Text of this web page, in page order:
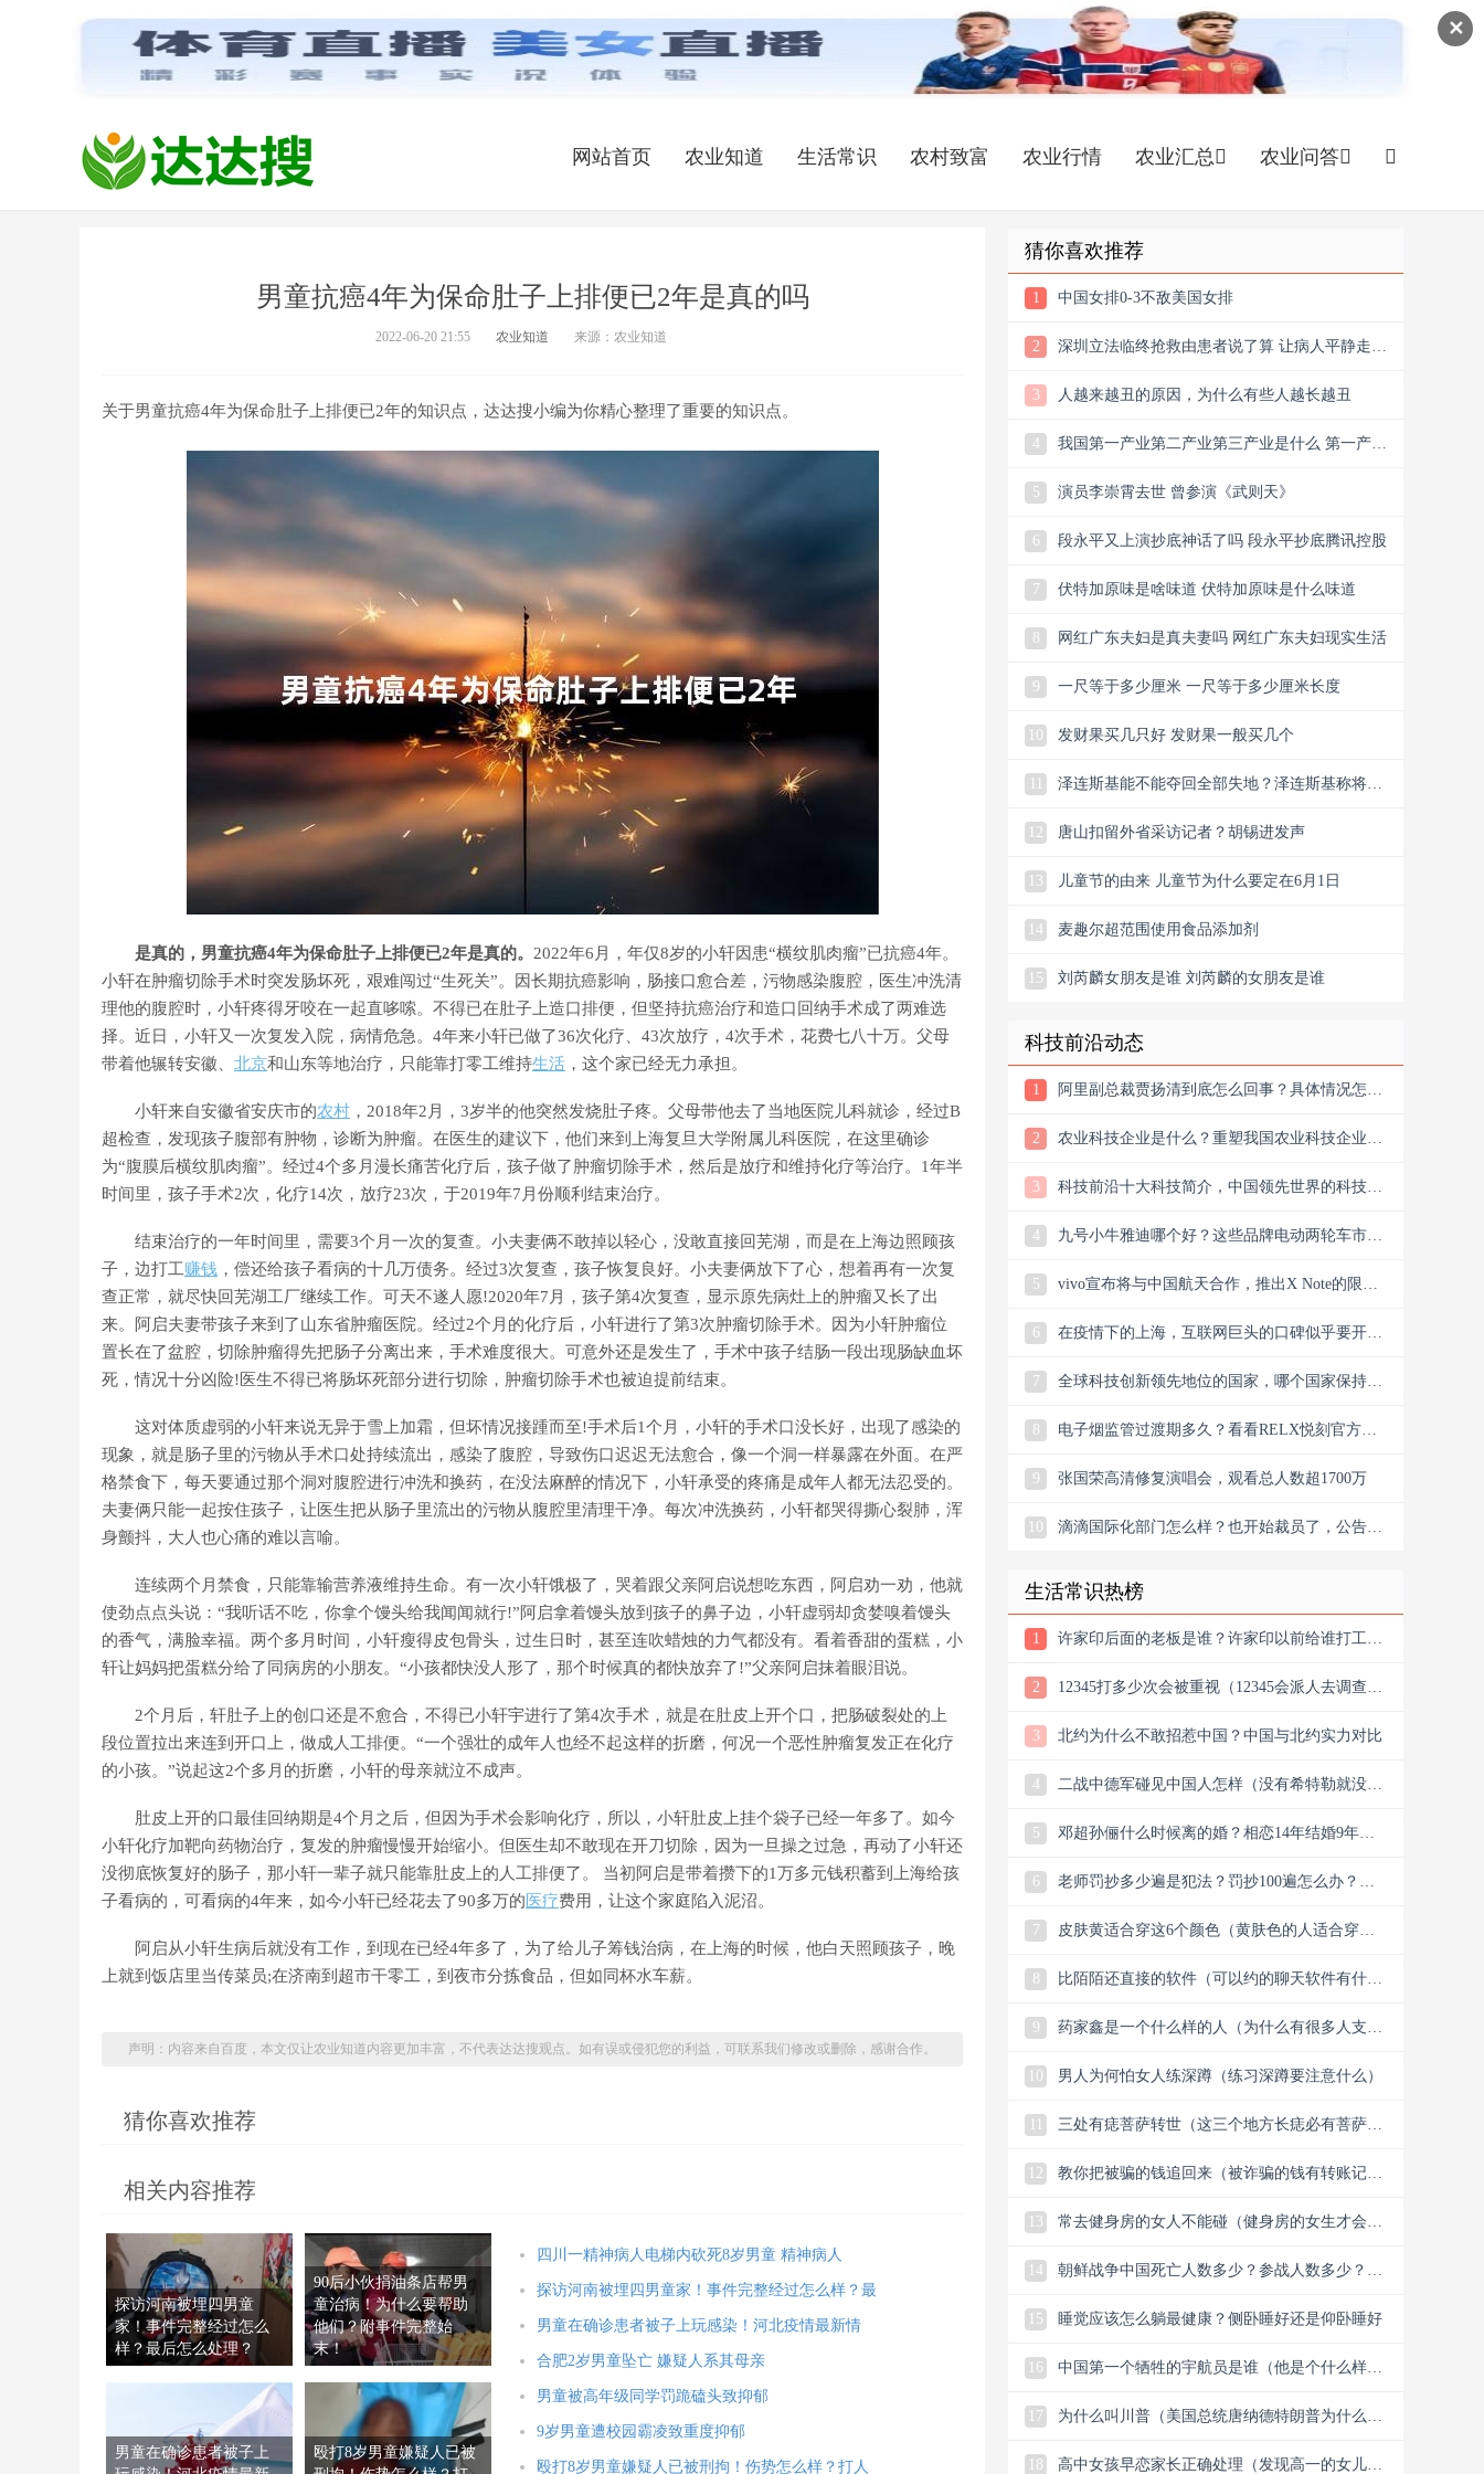
✕
网站首页 农业知道 生活常识 农村致富 农业行情 农业汇总 农业问答
男童抗癌4年为保命肚子上排便已2年是真的吗
2022-06-20 21:55 农业知道 来源：农业知道
关于男童抗癌4年为保命肚子上排便已2年的知识点，达达搜小编为你精心整理了重要的知识点。
是真的，男童抗癌4年为保命肚子上排便已2年是真的。 2022年6月，年仅8岁的小轩因患“横纹肌肉瘤”已抗癌4年。
小轩在肿瘤切除手术时突发肠坏死，艰难闯过“生死关”。因长期抗癌影响，肠接口愈合差，污物感染腹腔，医生冲洗清
理他的腹腔时，小轩疼得牙咬在一起直哆嗦。不得已在肚子上造口排便，但坚持抗癌治疗和造口回纳手术成了两难选
择。近日，小轩又一次复发入院，病情危急。4年来小轩已做了36次化疗、43次放疗，4次手术，花费七八十万。父母
带着他辗转安徽、 北京和山东等地治疗，只能靠打零工维持生活 ，这个家已经无力承担。
小轩来自安徽省安庆市的农村 ，2018年2月，3岁半的他突然发烧肚子疼。父母带他去了当地医院儿科就诊，经过B
超检查，发现孩子腹部有肿物，诊断为肿瘤。在医生的建议下，他们来到上海复旦大学附属儿科医院，在这里确诊
为“腹膜后横纹肌肉瘤”。经过4个多月漫长痛苦化疗后，孩子做了肿瘤切除手术，然后是放疗和维持化疗等治疗。1年半
时间里，孩子手术2次，化疗14次，放疗23次，于2019年7月份顺利结束治疗。
结束治疗的一年时间里，需要3个月一次的复查。小夫妻俩不敢掉以轻心，没敢直接回芜湖，而是在上海边照顾孩
子，边打工赚钱 ，偿还给孩子看病的十几万债务。经过3次复查，孩子恢复良好。小夫妻俩放下了心，想着再有一次复
查正常，就尽快回芜湖工厂继续工作。可天不遂人愿!2020年7月，孩子第4次复查，显示原先病灶上的肿瘤又长了出
来。阿启夫妻带孩子来到了山东省肿瘤医院。经过2个月的化疗后，小轩进行了第3次肿瘤切除手术。因为小轩肿瘤位
置长在了盆腔，切除肿瘤得先把肠子分离出来，手术难度很大。可意外还是发生了，手术中孩子结肠一段出现肠缺血坏
死，情况十分凶险!医生不得已将肠坏死部分进行切除，肿瘤切除手术也被迫提前结束。
这对体质虚弱的小轩来说无异于雪上加霜，但坏情况接踵而至!手术后1个月，小轩的手术口没长好，出现了感染的
现象，就是肠子里的污物从手术口处持续流出，感染了腹腔，导致伤口迟迟无法愈合，像一个洞一样暴露在外面。在严
格禁食下，每天要通过那个洞对腹腔进行冲洗和换药，在没法麻醉的情况下，小轩承受的疼痛是成年人都无法忍受的。
夫妻俩只能一起按住孩子，让医生把从肠子里流出的污物从腹腔里清理干净。每次冲洗换药，小轩都哭得撕心裂肺，浑
身颤抖，大人也心痛的难以言喻。
连续两个月禁食，只能靠输营养液维持生命。有一次小轩饿极了，哭着跟父亲阿启说想吃东西，阿启劝一劝，他就
使劲点点头说：“我听话不吃，你拿个馒头给我闻闻就行!”阿启拿着馒头放到孩子的鼻子边，小轩虚弱却贪婪嗅着馒头
的香气，满脸幸福。两个多月时间，小轩瘦得皮包骨头，过生日时，甚至连吹蜡烛的力气都没有。看着香甜的蛋糕，小
轩让妈妈把蛋糕分给了同病房的小朋友。“小孩都快没人形了，那个时候真的都快放弃了!”父亲阿启抹着眼泪说。
2个月后，轩肚子上的创口还是不愈合，不得已小轩宇进行了第4次手术，就是在肚皮上开个口，把肠破裂处的上
段位置拉出来连到开口上，做成人工排便。“一个强壮的成年人也经不起这样的折磨，何况一个恶性肿瘤复发正在化疗
的小孩。”说起这2个多月的折磨，小轩的母亲就泣不成声。
肚皮上开的口最佳回纳期是4个月之后，但因为手术会影响化疗，所以，小轩肚皮上挂个袋子已经一年多了。如今
小轩化疗加靶向药物治疗，复发的肿瘤慢慢开始缩小。但医生却不敢现在开刀切除，因为一旦操之过急，再动了小轩还
没彻底恢复好的肠子，那小轩一辈子就只能靠肚皮上的人工排便了。 当初阿启是带着攒下的1万多元钱积蓄到上海给孩
子看病的，可看病的4年来，如今小轩已经花去了90多万的 医疗费用，让这个家庭陷入泥沼。
阿启从小轩生病后就没有工作，到现在已经4年多了，为了给儿子筹钱治病，在上海的时候，他白天照顾孩子，晚
上就到饭店里当传菜员;在济南到超市干零工，到夜市分拣食品，但如同杯水车薪。
声明：内容来自百度，本文仅让农业知道内容更加丰富，不代表达达搜观点。如有误或侵犯您的利益，可联系我们修改或删除，感谢合作。
猜你喜欢推荐
相关内容推荐
探访河南被埋四男童
家！事件完整经过怎么
样？最后怎么处理？
90后小伙捐油条店帮男
童治病！为什么要帮助
他们？附事件完整始
末！
男童在确诊患者被子上
殴打8岁男童嫌疑人已被
四川一精神病人电梯内砍死8岁男童 精神病人
探访河南被埋四男童家！事件完整经过怎么样？最
男童在确诊患者被子上玩感染！河北疫情最新情
合肥2岁男童坠亡 嫌疑人系其母亲
男童被高年级同学罚跪磕头致抑郁
9岁男童遭校园霸凌致重度抑郁
殴打8岁男童嫌疑人已被刑拘！伤势怎么样？打人
猜你喜欢推荐
1 中国女排0-3不敌美国女排
2
深圳立法临终抢救由患者说了算 让病人平静走完
3
人越来越丑的原因，为什么有些人越长越丑
4
我国第一产业第二产业第三产业是什么 第一产业
5
演员李崇霄去世 曾参演《武则天》
6 段永平又上演抄底神话了吗 段永平抄底腾讯控股
7 伏特加原味是啥味道 伏特加原味是什么味道
8 网红广东夫妇是真夫妻吗 网红广东夫妇现实生活
9 一尺等于多少厘米 一尺等于多少厘米长度
10 发财果买几只好 发财果一般买几个
泽连斯基能不能夺回全部失地？泽连斯基称将夺
12
唐山扣留外省采访记者？胡锡进发声
13 儿童节的由来 儿童节为什么要定在6月1日
14 麦趣尔超范围使用食品添加剂
15 刘芮麟女朋友是谁 刘芮麟的女朋友是谁
科技前沿动态
1
阿里副总裁贾扬清到底怎么回事？具体情况怎么
2
农业科技企业是什么？重塑我国农业科技企业版
3
科技前沿十大科技简介，中国领先世界的科技创
4
九号小牛雅迪哪个好？这些品牌电动两轮车市场
5
vivo宣布将与中国航天合作，推出X Note的限量
6
在疫情下的上海，互联网巨头的口碑似乎要开始
7
全球科技创新领先地位的国家，哪个国家保持科
8
电子烟监管过渡期多久？看看RELX悦刻官方微
9
张国荣高清修复演唱会，观看总人数超1700万
10
滴滴国际化部门怎么样？也开始裁员了，公告宣
生活常识热榜
1
许家印后面的老板是谁？许家印以前给谁打工？
2
12345打多少次会被重视（12345会派人去调查
3
北约为什么不敢招惹中国？中国与北约实力对比
4
二战中德军碰见中国人怎样（没有希特勒就没有
5
邓超孙俪什么时候离的婚？相恋14年结婚9年说
6
老师罚抄多少遍是犯法？罚抄100遍怎么办？算
7
皮肤黄适合穿这6个颜色（黄肤色的人适合穿什
8
比陌陌还直接的软件（可以约的聊天软件有什
9
药家鑫是一个什么样的人（为什么有很多人支持
10
男人为何怕女人练深蹲（练习深蹲要注意什么）
三处有痣菩萨转世（这三个地方长痣必有菩萨保
12
教你把被骗的钱追回来（被诈骗的钱有转账记录
13
常去健身房的女人不能碰（健身房的女生才会懂
14
朝鲜战争中国死亡人数多少？参战人数多少？中
15
睡觉应该怎么躺最健康？侧卧睡好还是仰卧睡好
16
中国第一个牺牲的宇航员是谁（他是个什么样的
17
为什么叫川普（美国总统唐纳德特朗普为什么叫
18
高中女孩早恋家长正确处理（发现高一的女儿早